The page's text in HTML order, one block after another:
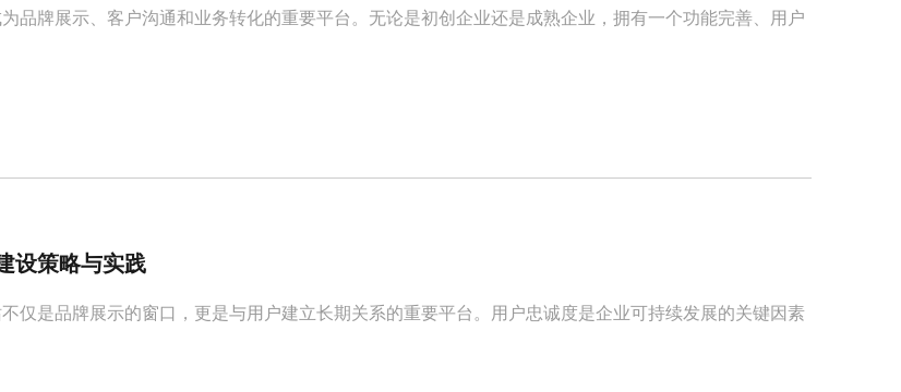
品牌展示、客户沟通和业务转化的重要平台。无论是初创企业还是成熟企业，拥有一个功能完善、用户
设策略与实践
仅是品牌展示的窗口，更是与用户建立长期关系的重要平台。用户忠诚度是企业可持续发展的关键因素